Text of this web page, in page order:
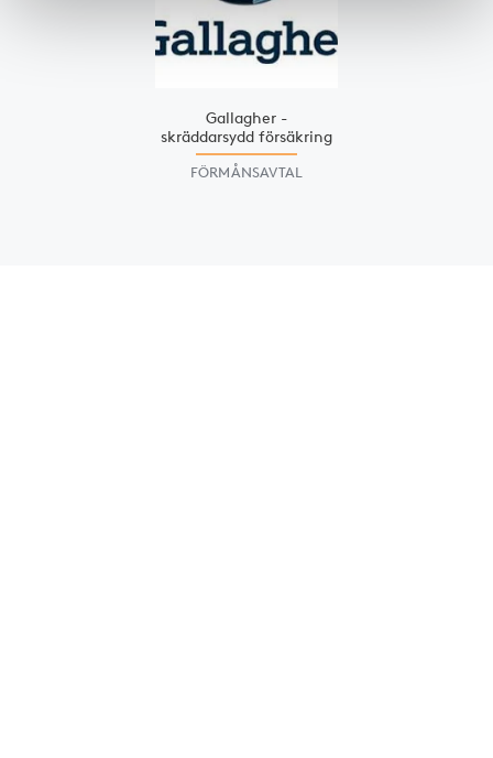
Gallagher -
skräddarsydd försäkring
FÖRMÅNSAVTAL